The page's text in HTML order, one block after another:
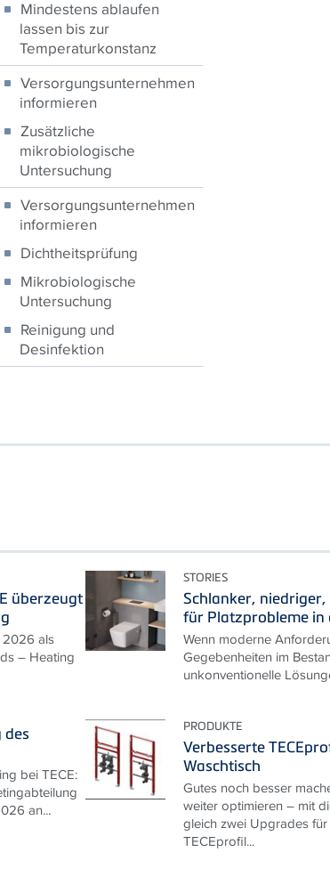
Mindestens ablaufen
lassen bis zur
Temperaturkonstanz
Versorgungsunternehmen
informieren
Zusätzliche
mikrobiologische
Untersuchung
Versorgungsunternehmen
informieren
Dichtheitsprüfung
Mikrobiologische
Untersuchung
Reinigung und
Desinfektion
überzeugt
2026 als
– Heating
STORIES
Schlanker,
für Platzprobleme in
Wenn moderne
Gegebenheiten im
unkonventionelle
des
bei TECE:
an...
PRODUKTE
Verbesserte
Waschtisch
Gutes noch besser
weiter optimieren – mit
gleich zwei Upgrades
TECEprofil...